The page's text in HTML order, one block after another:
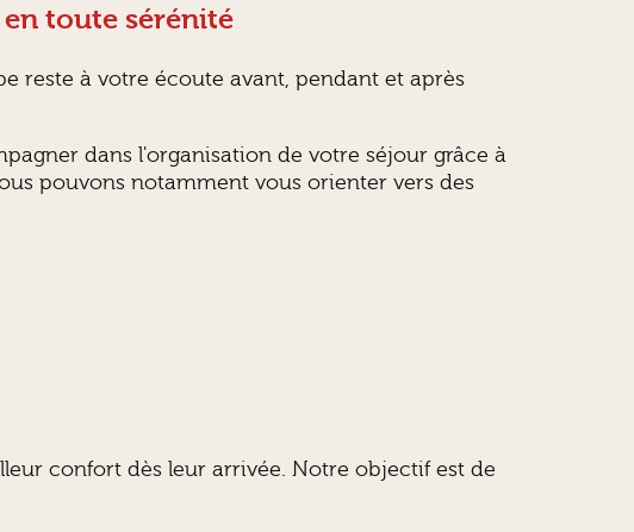
toute sérénité
reste à votre écoute avant, pendant et après
dans l'organisation de votre séjour grâce à
pouvons notamment vous orienter vers des
confort dès leur arrivée. Notre objectif est de